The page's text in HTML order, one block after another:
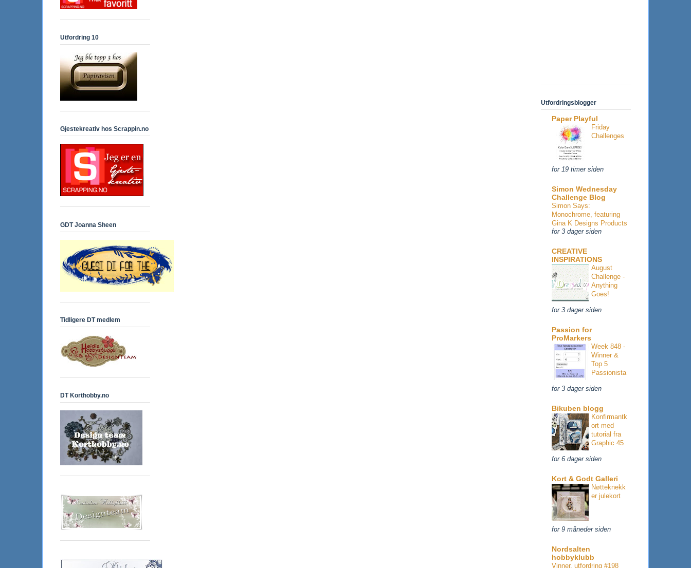
Utfordring 10
Gjestekreativ hos Scrappin.no
GDT Joanna Sheen
Tidligere DT medlem
DT Korthobby.no
Utfordringsblogger
Paper Playful
Friday
Challenges
for 19 timer siden
Simon Wednesday
Challenge Blog
Simon Says:
Monochrome, featuring
Gina K Designs Products
for 3 dager siden
CREATIVE
INSPIRATIONS
August
Challenge -
Anything
Goes!
for 3 dager siden
Passion for
ProMarkers
Week 848 -
Winner &
Top 5
Passionista
for 3 dager siden
Bikuben blogg
Konfirmantk
ort med
tutorial fra
Graphic 45
for 6 dager siden
Kort & Godt Galleri
Nøtteknekk
er julekort
for 9 måneder siden
Nordsalten
hobbyklubb
Vinner, utfordring #198